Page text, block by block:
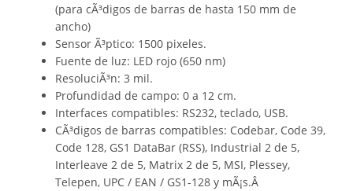
(para cÃ³digos de barras de hasta 150 mm de
ancho)
Sensor Ã³ptico: 1500 pixeles.
Fuente de luz: LED rojo (650 nm)
ResoluciÃ³n: 3 mil.
Profundidad de campo: 0 a 12 cm.
Interfaces compatibles: RS232, teclado, USB.
CÃ³digos de barras compatibles: Codebar, Code 39,
Code 128, GS1 DataBar (RSS), Industrial 2 de 5,
Interleave 2 de 5, Matrix 2 de 5, MSI, Plessey,
Telepen, UPC / EAN / GS1-128 y mÃ¡s.Â